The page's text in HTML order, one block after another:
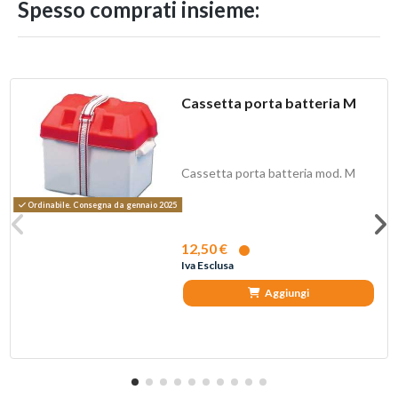
Spesso comprati insieme:
Ordinabile. Consegna da gennaio 2025
Cassetta porta batteria M
Cassetta porta batteria mod. M
12,50 €
Iva Esclusa
Aggiungi